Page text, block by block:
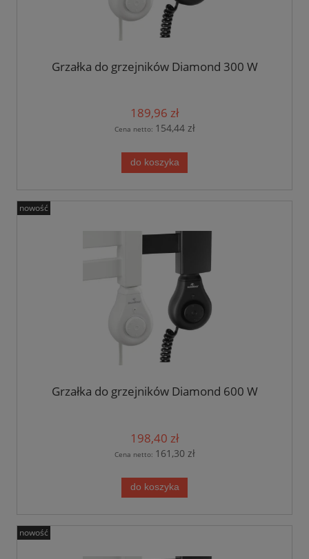
Grzałka do grzejników Diamond 300 W
189,96 zł
Cena netto: 154,44 zł
do koszyka
Grzałka do grzejników Diamond 600 W
198,40 zł
Cena netto: 161,30 zł
do koszyka
nowość
nowość